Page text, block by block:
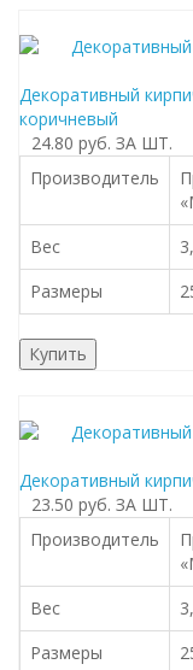
Декоративный
коричневый
24.80 руб. ЗА ШТ.
Производитель
Вес
Размеры
Купить
Декоративный
23.50 руб. ЗА ШТ.
Производитель
Вес
Размеры